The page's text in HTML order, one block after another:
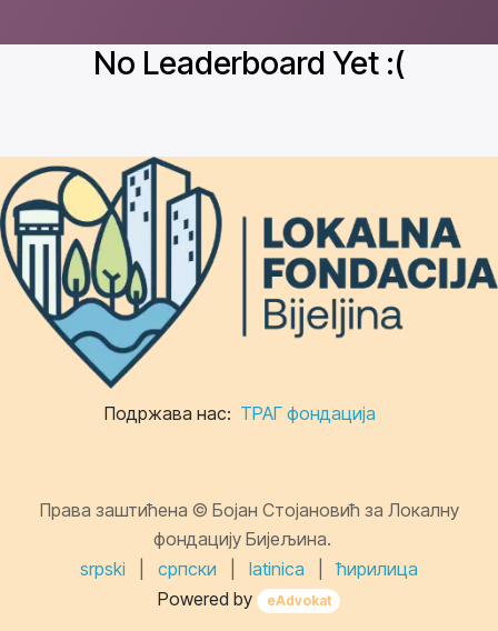
No Leaderboard Yet :(
Подржава нас: ТРАГ фондација
Права заштићена © Бојан Стојановић за Локалну
фондацију Бијељина.
srpski
српски latinica
ћирилица
Powered by
eAdvokat